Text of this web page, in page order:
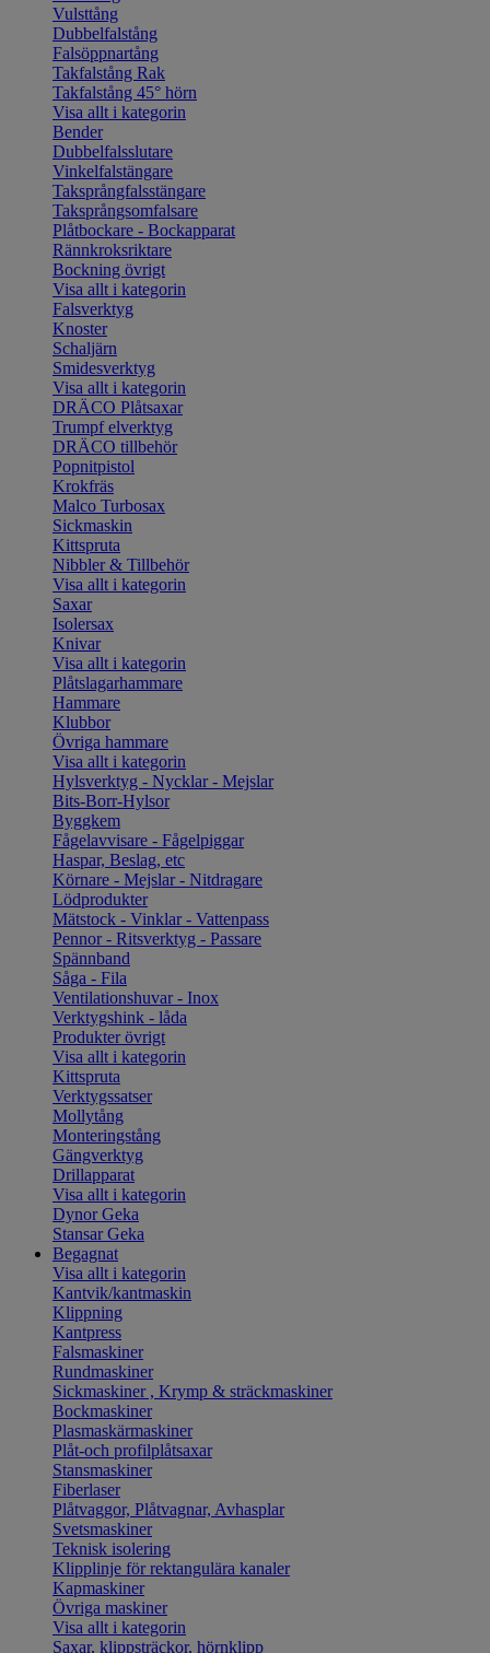
Vulsttång
Dubbelfalstång
Falsöppnartång
Takfalstång Rak
Takfalstång 45° hörn
Visa allt i kategorin
Bender
Dubbelfalsslutare
Vinkelfalstängare
Taksprångfalsstängare
Taksprångsomfalsare
Plåtbockare - Bockapparat
Rännkroksriktare
Bockning övrigt
Visa allt i kategorin
Falsverktyg
Knoster
Schaljärn
Smidesverktyg
Visa allt i kategorin
DRÄCO Plåtsaxar
Trumpf elverktyg
DRÄCO tillbehör
Popnitpistol
Krokfräs
Malco Turbosax
Sickmaskin
Kittspruta
Nibbler & Tillbehör
Visa allt i kategorin
Saxar
Isolersax
Knivar
Visa allt i kategorin
Plåtslagarhammare
Hammare
Klubbor
Övriga hammare
Visa allt i kategorin
Hylsverktyg - Nycklar - Mejslar
Bits-Borr-Hylsor
Byggkem
Fågelavvisare - Fågelpiggar
Haspar, Beslag, etc
Körnare - Mejslar - Nitdragare
Lödprodukter
Mätstock - Vinklar - Vattenpass
Pennor - Ritsverktyg - Passare
Spännband
Såga - Fila
Ventilationshuvar - Inox
Verktygshink - låda
Produkter övrigt
Visa allt i kategorin
Kittspruta
Verktygssatser
Mollytång
Monteringstång
Gängverktyg
Drillapparat
Visa allt i kategorin
Dynor Geka
Stansar Geka
Begagnat
Visa allt i kategorin
Kantvik/kantmaskin
Klippning
Kantpress
Falsmaskiner
Rundmaskiner
Sickmaskiner , Krymp & sträckmaskiner
Bockmaskiner
Plasmaskärmaskiner
Plåt-och profilplåtsaxar
Stansmaskiner
Fiberlaser
Plåtvaggor, Plåtvagnar, Avhasplar
Svetsmaskiner
Teknisk isolering
Klipplinje för rektangulära kanaler
Kapmaskiner
Övriga maskiner
Visa allt i kategorin
Saxar, klippsträckor, hörnklipp